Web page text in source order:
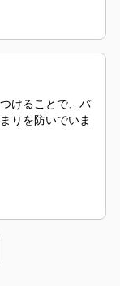
けることで、バ
りを防いでいま